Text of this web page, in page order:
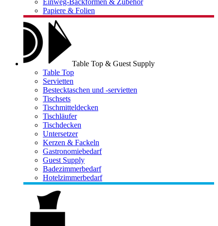
Einweg-Backformen & Zubehör
Papiere & Folien
Table Top & Guest Supply
Table Top
Servietten
Bestecktaschen und -servietten
Tischsets
Tischmitteldecken
Tischläufer
Tischdecken
Untersetzer
Kerzen & Fackeln
Gastronomiebedarf
Guest Supply
Badezimmerbedarf
Hotelzimmerbedarf